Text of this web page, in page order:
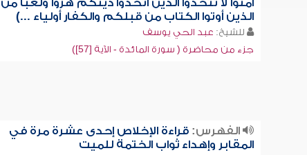
آمنوا لا تتخذوا الذين اتخذوا دينكم هزواً ولعباً من
الذين أوتوا الكتاب من قبلكم والكفار أولياء ...)
للشيخ: عبد الحي يوسف
جزء من محاضرة ( سورة المائدة - الآية [57])
الفهرس:قراءة الإخلاص إحدى عشرة مرة في
المقابر وإهداء ثواب الختمة للميت